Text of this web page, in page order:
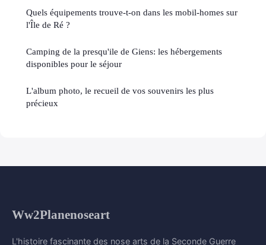
Quels équipements trouve-t-on dans les mobil-homes sur
l'Île de Ré ?
Camping de la presqu'ile de Giens: les hébergements
disponibles pour le séjour
L'album photo, le recueil de vos souvenirs les plus
précieux
Ww2Planenoseart
L'histoire fascinante des nose arts de la Seconde Guerre